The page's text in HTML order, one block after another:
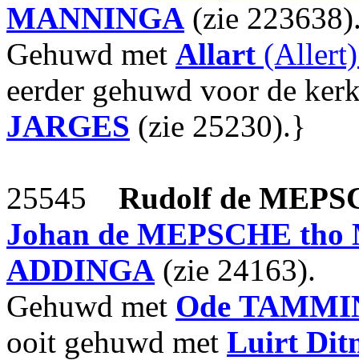
MANNINGA (zie
Gehuwd met Allart
eerder gehuwd voor de
JARGES (zie 25230).}
25545 Rudolf de
Johan de MEPSCHE
ADDINGA (zie 24163).
Gehuwd met Ode
ooit gehuwd met Luirt